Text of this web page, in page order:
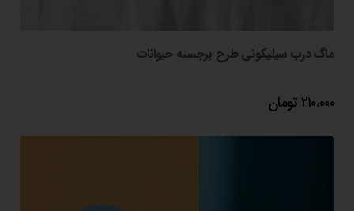
ماگ درب سیلیکونی طرح برجسته حیوانات
۲۱۰،۰۰۰ تومان